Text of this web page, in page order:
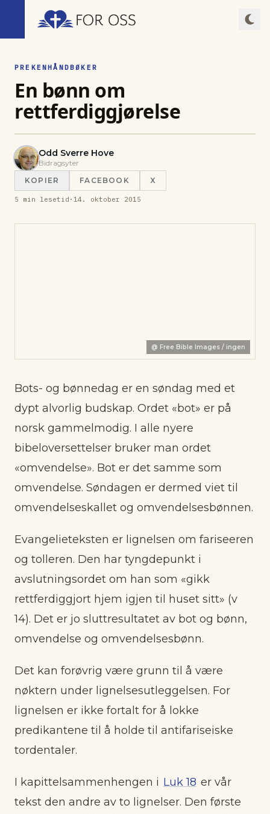
PREKENHÅNDBØKER
En bønn om
rettferdiggjørelse
Odd Sverre Hove
Bidragsyter
KOPIER
FACEBOOK X
5 min lesetid · 14. oktober 2015
@ Free Bible Images / ingen
Bots- og bønnedag er en søndag med et
dypt alvorlig budskap. Ordet «bot» er på
norsk gammelmodig. I alle nyere
bibeloversettelser bruker man ordet
«omvendelse». Bot er det samme som
omvendelse. Søndagen er dermed viet til
omvendelseskallet og omvendelsesbønnen.
Evangelieteksten er lignelsen om fariseeren
og tolleren. Den har tyngdepunkt i
avslutningsordet om han som «gikk
rettferdiggjort hjem igjen til huset sitt» (v
14). Det er jo sluttresultatet av bot og bønn,
omvendelse og omvendelsesbønn.
Det kan forøvrig være grunn til å være
nøktern under lignelsesutleggelsen. For
lignelsen er ikke fortalt for å lokke
predikantene til å holde til antifariseiske
tordentaler.
I kapittelsammenhengen i Luk 18 er vår
tekst den andre av to lignelser. Den første